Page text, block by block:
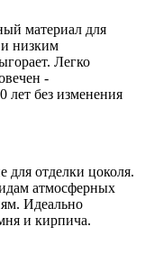
материал для
низким
Легко
-
лет без изменения
отделки цоколя.
атмосферных
Идеально
и кирпича.